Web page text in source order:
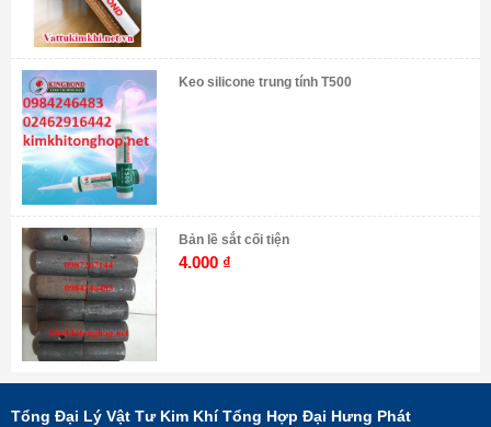
Keo silicone trung tính T500
Bản lề sắt cối tiện
4.000 ₫
Tổng Đại Lý Vật Tư Kim Khí Tổng Hợp Đại Hưng Phát